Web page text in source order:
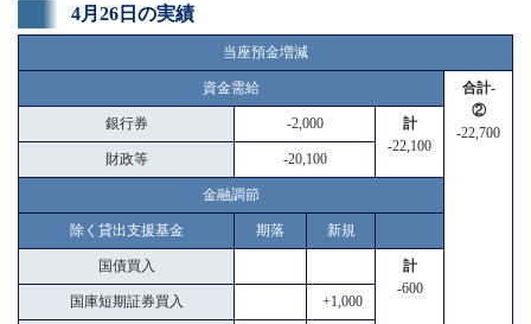
4月26日の実績
当座預金増減
資金需給
合計-
②
-22,700
銀行券 -2,000
計
-22,100
財政等 -20,100
金融調節
除く貸出支援基金 期落 新規
国債買入
計
-600
国庫短期証券買入 +1,000